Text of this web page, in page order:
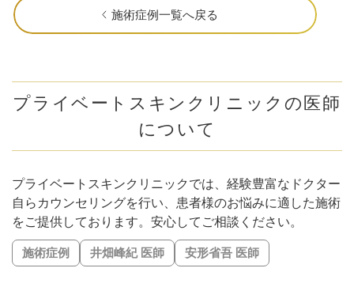
#ニキビ・ニキビ跡改善
#立体感のあるお顔に
#おでこを丸く
#顎を前に出す
#輪郭の凹凸を解消
#毛穴解消
#下膨れ解消
#忘れ鼻に
#お顔の引き締め
#二重顎を解消
#エラ張り解消
#唇の縦ジワ解消
#人中短縮 #口横ポニョ解消
#鼻を高く
#肝斑解消
#自然な二重幅 #梅干しジワ解消
#くすみ改善
#シミ解消
#表情ジワ解消 #鼻柱を下げる
#鼻先を細く
#肌の赤みを解消
#皮脂トラブル改善
#凹凸のないなめらかな肌に
#肌ツヤアップ #美白
施術症例一覧へ戻る
プライベートスキンクリニックの医師
について
プライベートスキンクリニックでは、経験豊富なドクター
自らカウンセリングを行い、患者様のお悩みに適した施術
をご提供しております。安心してご相談ください。
施術症例 井畑峰紀 医師 安形省吾 医師